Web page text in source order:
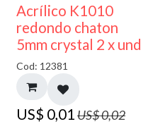
50% DESCUENTO
Acrílico K1010
redondo chaton
5mm crystal 2 x und
Cod: 12381
US$ 0,01US$0,02